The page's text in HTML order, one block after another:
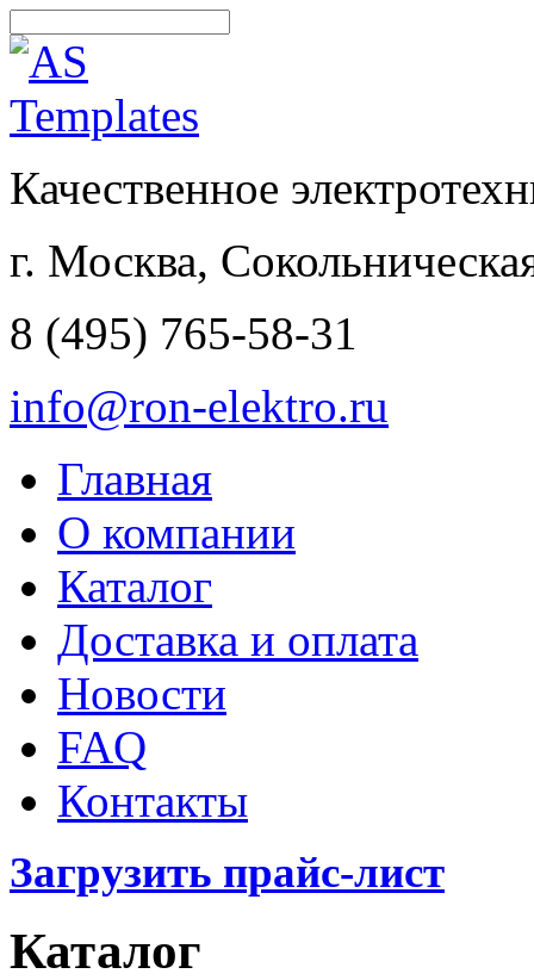
Качественное
г. Москва,
8 (495) 765-58-31
info@ron-elektro.ru
Главная
О компании
Каталог
Доставка и оплата
Новости
FAQ
Контакты
Загрузить прайс-лист
Каталог